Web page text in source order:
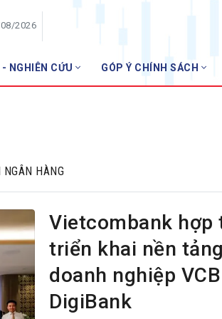
2026
NGHIÊN CỨU GÓP Ý CHÍNH SÁCH
hàng
HÀNG
Vietcombank hợp
triển khai nền
doanh nghiệp
DigiBank